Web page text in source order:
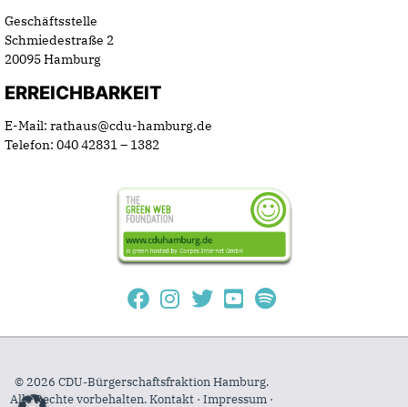
Geschäftsstelle
Schmiedestraße 2
20095 Hamburg
ERREICHBARKEIT
E-Mail: rathaus@cdu-hamburg.de
Telefon: 040 42831 – 1382
© 2026 CDU-Bürgerschaftsfraktion Hamburg.
Alle Rechte vorbehalten.Kontakt· Impressum·